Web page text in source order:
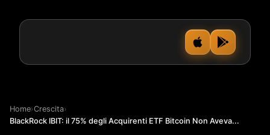
Home›Crescita›
BlackRock IBIT: il 75% degli Acquirenti ETF Bitcoin Non Aveva...